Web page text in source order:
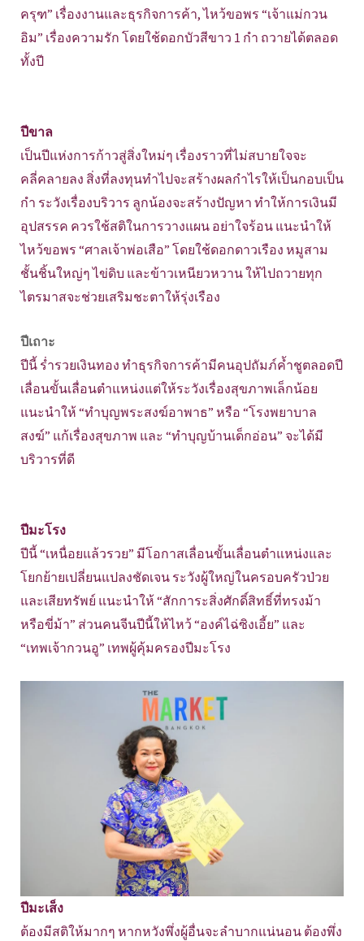
ครุฑ” เรื่องงานและธุรกิจการค้า, ไหว้ขอพร “เจ้าแม่กวน
อิม” เรื่องความรัก โดยใช้ดอกบัวสีขาว 1 กำ ถวายได้ตลอด
ทั้งปี
ปีขาล
เป็นปีแห่งการก้าวสู่สิ่งใหม่ๆ เรื่องราวที่ไม่สบายใจจะ
คลี่คลายลง สิ่งที่ลงทุนทำไปจะสร้างผลกำไรให้เป็นกอบเป็น
กำ ระวังเรื่องบริวาร ลูกน้องจะสร้างปัญหา ทำให้การเงินมี
อุปสรรค ควรใช้สติในการวางแผน อย่าใจร้อน แนะนำให้
ไหว้ขอพร “ศาลเจ้าพ่อเสือ” โดยใช้ดอกดาวเรือง หมูสาม
ชั้นชิ้นใหญ่ๆ ไข่ดิบ และข้าวเหนียวหวาน ให้ไปถวายทุก
ไตรมาสจะช่วยเสริมชะตาให้รุ่งเรือง
ปีเถาะ
ปีนี้ ร่ำรวยเงินทอง ทำธุรกิจการค้ามีคนอุปถัมภ์ค้ำชูตลอดปี
เลื่อนขั้นเลื่อนตำแหน่งแต่ให้ระวังเรื่องสุขภาพเล็กน้อย
แนะนำให้ “ทำบุญพระสงฆ์อาพาธ” หรือ “โรงพยาบาล
สงฆ์” แก้เรื่องสุขภาพ และ “ทำบุญบ้านเด็กอ่อน” จะได้มี
บริวารที่ดี
ปีมะโรง
ปีนี้ “เหนื่อยแล้วรวย” มีโอกาสเลื่อนขั้นเลื่อนตำแหน่งและ
โยกย้ายเปลี่ยนแปลงชัดเจน ระวังผู้ใหญ่ในครอบครัวป่วย
และเสียทรัพย์ แนะนำให้ “สักการะสิ่งศักดิ์สิทธิ์ที่ทรงม้า
หรือขี่ม้า” ส่วนคนจีนปีนี้ให้ไหว้ “องค์ไฉ่ซิงเอี้ย” และ
“เทพเจ้ากวนอู” เทพผู้คุ้มครองปีมะโรง
ปีมะเส็ง
ต้องมีสติให้มากๆ หากหวังพึ่งผู้อื่นจะลำบากแน่นอน ต้องพึ่ง